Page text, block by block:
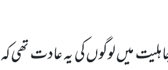
میں لوگوں کی یہ عادت تھی کہ